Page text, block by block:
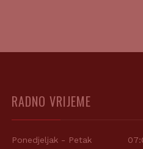
RADNO VRIJEME
Ponedjeljak - Petak